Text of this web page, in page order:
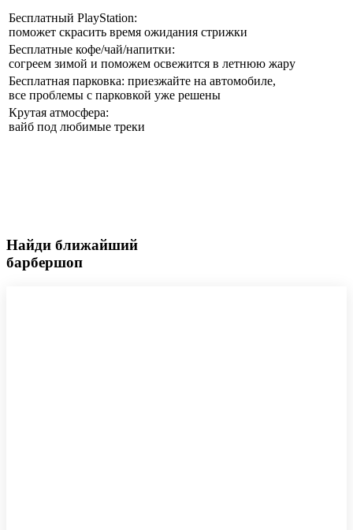
Бесплатный PlayStation:
поможет скрасить время ожидания стрижки
Бесплатные кофе/чай/напитки:
согреем зимой и поможем освежится в летнюю жару
Бесплатная парковка: приезжайте на автомобиле,
все проблемы с парковкой уже решены
Крутая атмосфера:
вайб под любимые треки
Найди ближайший
барбершоп